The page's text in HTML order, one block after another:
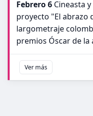
Febrero 6 Cineasta
proyecto "El abrazo
largometraje
premios Óscar de la
Ver más